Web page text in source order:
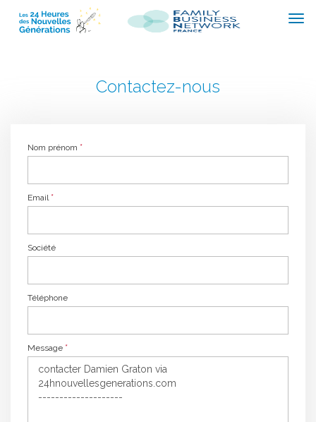
Contactez-nous
Nom prénom *
Email *
Société
Téléphone
Message *